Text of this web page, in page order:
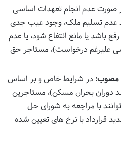
صورت عدم انجام تعهدات اساسی
عدم تسلیم ملک، وجود عیب جدی
باشد یا مانع انتفاع شود، یا عدم
علیرغم درخواست)، مستاجر حق
مصوب: در شرایط خاص و بر اساس
دوران بحران مسکن)، مستاجرین
با مراجعه به شورای حل
قرارداد با نرخ های تعیین شده